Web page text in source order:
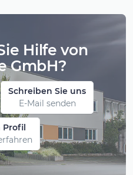
Hilfe von
GmbH?
Schreiben Sie uns
E-Mail senden
Profil